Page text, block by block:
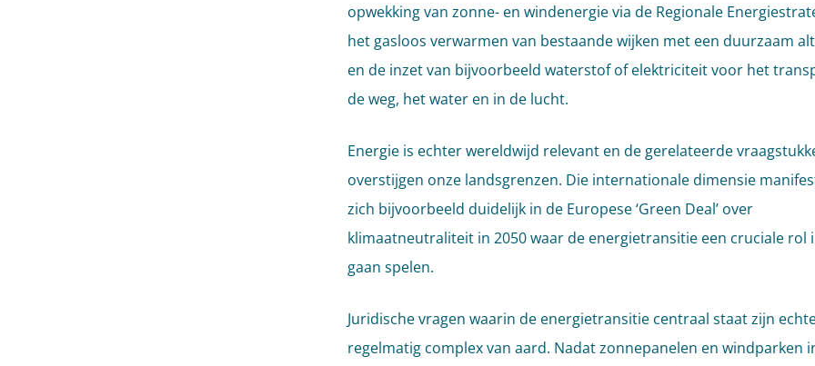
opwekking van zonne- en windenergie via de Regionale
het gasloos verwarmen van bestaande wijken met een duurzaam
en de inzet van bijvoorbeeld waterstof of elektriciteit voor het
de weg, het water en in de lucht.
Energie is echter wereldwijd relevant en de gerelateerde
overstijgen onze landsgrenzen. Die internationale dimensie
zich bijvoorbeeld duidelijk in de Europese ‘Green Deal’ over
klimaatneutraliteit in 2050 waar de energietransitie een cruciale rol
gaan spelen.
Juridische vragen waarin de energietransitie centraal staat zijn
regelmatig complex van aard. Nadat zonnepanelen en windparken